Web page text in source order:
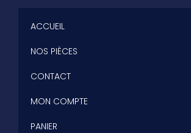
ACCUEIL
NOS PIÈCES
CONTACT
MON COMPTE
PANIER